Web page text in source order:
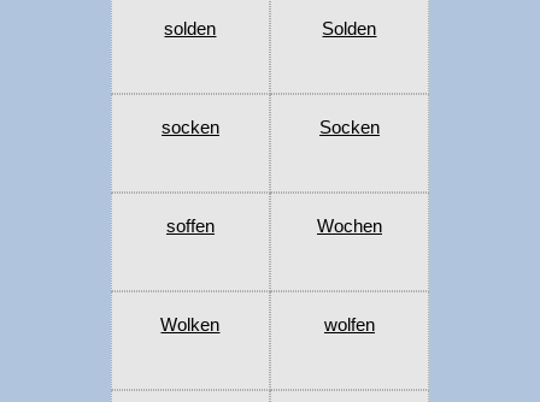
solden Solden
socken Socken
soffen Wochen
Wolken wolfen